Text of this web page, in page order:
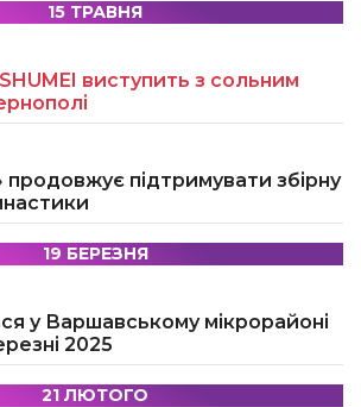
15 ТРАВНЯ
виступить з сольним
підтримувати збірну
19 БЕРЕЗНЯ
у Варшавському мікрорайоні
2025
21 ЛЮТОГО